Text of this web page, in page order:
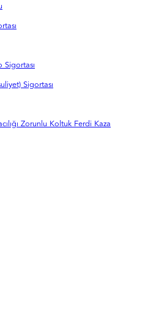
Sigortası
Sigortası
Zorunlu Koltuk Ferdi Kaza